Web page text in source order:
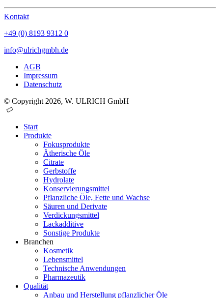
Kontakt
+49 (0) 8193 9312 0
info@ulrichgmbh.de
AGB
Impressum
Datenschutz
© Copyright 2026, W. ULRICH GmbH
Start
Produkte
Fokusprodukte
Ätherische Öle
Citrate
Gerbstoffe
Hydrolate
Konservierungsmittel
Pflanzliche Öle, Fette und Wachse
Säuren und Derivate
Verdickungsmittel
Lackadditive
Sonstige Produkte
Branchen
Kosmetik
Lebensmittel
Technische Anwendungen
Pharmazeutik
Qualität
Anbau und Herstellung pflanzlicher Öle